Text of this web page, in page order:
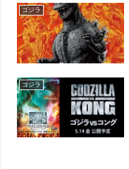
ゴジラ
ゴジラ